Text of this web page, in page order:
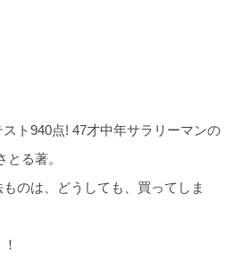
ト940点! 47才中年サラリーマンの
る著。
のは、どうしても、買ってしま